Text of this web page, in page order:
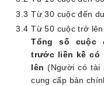
3.3 Từ30 cuộc đến
3.4 Từ50 cuộctrở lên
Tổng số cuộc
trước liền kề có
lên(Người có tài
cung cấp bản